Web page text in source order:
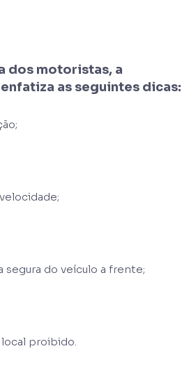
dos motoristas, a
as seguintes dicas:
segura do veículo a frente;
proibido.